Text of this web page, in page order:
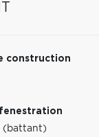
construction
(battant)